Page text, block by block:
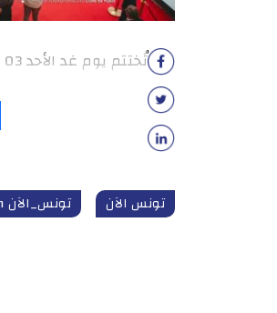
تُختتم يوم غد الأحد 03 ماي 2026 فعاليات الدورة الأربعين […]
تونس الآن تونس_الآن tunisnow.tn